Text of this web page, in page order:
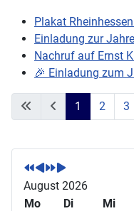
Plakat
Einladung zur
Nachruf auf Ernst
🎉 Einladung zum
1 2 3
V
o
r
h
V
o
r
h
N
ä
c
N
ä
c
August 2026
Mo
Di Mi